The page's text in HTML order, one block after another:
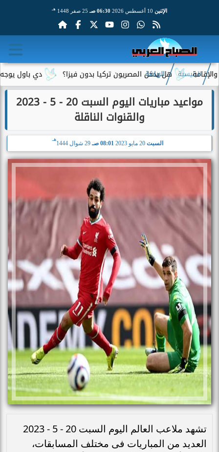
الإثنين 06:30 صـ 25 صفر 1448 هـ
دي باول يوجه رسالة هل يدخل المصريون تركيا بدون فيزا؟
الرئيسية الرياضة
مواعيد مباريات اليوم السبت 20 - 5 - 2023
والقنوات الناقلة
السبت 20 مايو 2023 08:01 صـ 29 شوال 1444
هـ
تشهد ملاعب العالم اليوم السبت 20 - 5 - 2023
العديد من المباريات فى مختلف المسابقات،